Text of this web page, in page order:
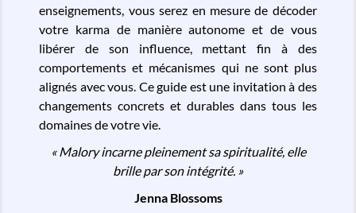
enseignements, vous serez en mesure de décoder
votre karma de manière autonome et de vous
libérer de son influence, mettant fin à des
comportements et mécanismes qui ne sont plus
alignés avec vous. Ce guide est une invitation à des
changements concrets et durables dans tous les
domaines de votre vie.
« Malory incarne pleinement sa spiritualité, elle
brille par son intégrité. »
Jenna Blossoms